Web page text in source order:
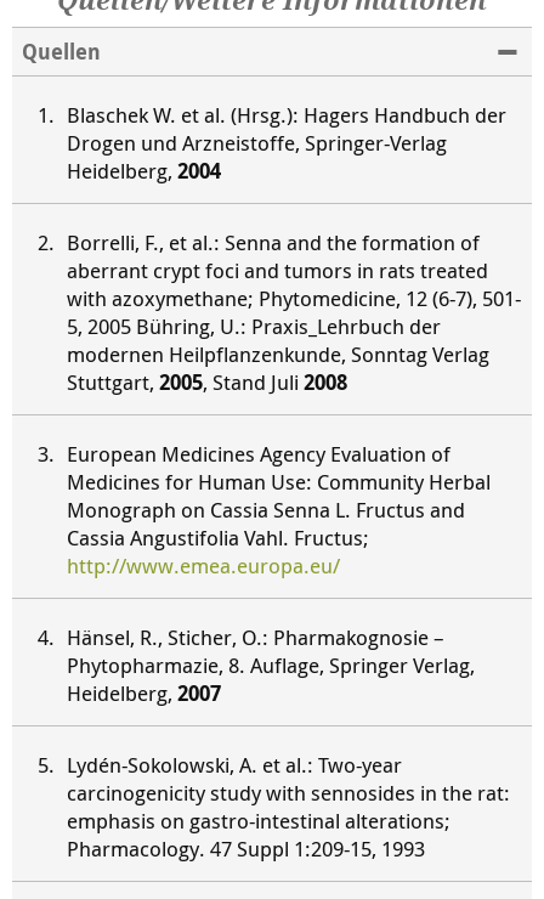
Quellen
Blaschek W. et al. (Hrsg.): Hagers Handbuch der
Drogen und Arzneistoffe, Springer-Verlag
Heidelberg, 2004
Borrelli, F., et al.: Senna and the formation of
aberrant crypt foci and tumors in rats treated
with azoxymethane; Phytomedicine, 12 (6-7), 501-
5, 2005 Bühring, U.: Praxis_Lehrbuch der
modernen Heilpflanzenkunde, Sonntag Verlag
Stuttgart, 2005, Stand Juli 2008
European Medicines Agency Evaluation of
Medicines for Human Use: Community Herbal
Monograph on Cassia Senna L. Fructus and
Cassia Angustifolia Vahl. Fructus;
http://www.emea.europa.eu/
Hänsel, R., Sticher, O.: Pharmakognosie –
Phytopharmazie, 8. Auflage, Springer Verlag,
Heidelberg, 2007
Lydén-Sokolowski, A. et al.: Two-year
carcinogenicity study with sennosides in the rat:
emphasis on gastro-intestinal alterations;
Pharmacology. 47 Suppl 1:209-15, 1993